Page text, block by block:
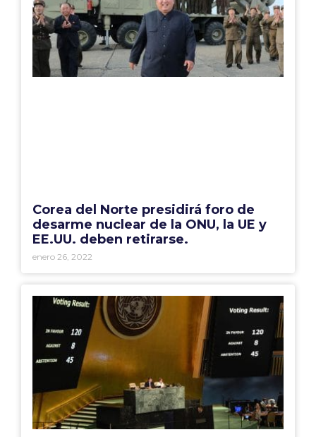
Corea del Norte presidirá foro de
desarme nuclear de la ONU, la UE y
EE.UU. deben retirarse.
enero 26, 2022